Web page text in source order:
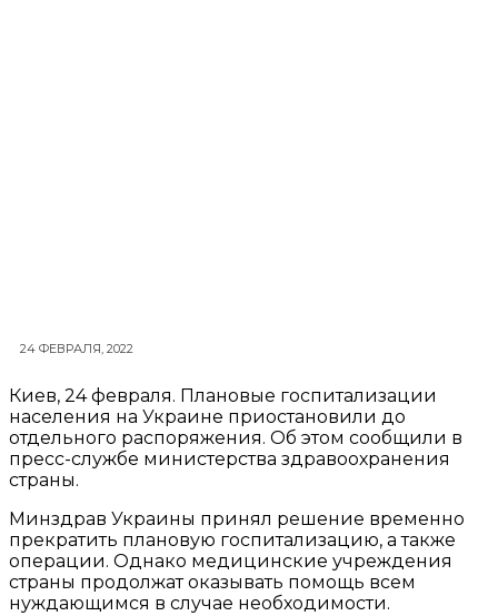
24 ФЕВРАЛЯ, 2022
Киев, 24 февраля. Плановые госпитализации
населения на Украине приостановили до
отдельного распоряжения. Об этом сообщили в
пресс-службе министерства здравоохранения
страны.
Минздрав Украины принял решение временно
прекратить плановую госпитализацию, а также
операции. Однако медицинские учреждения
страны продолжат оказывать помощь всем
нуждающимся в случае необходимости.